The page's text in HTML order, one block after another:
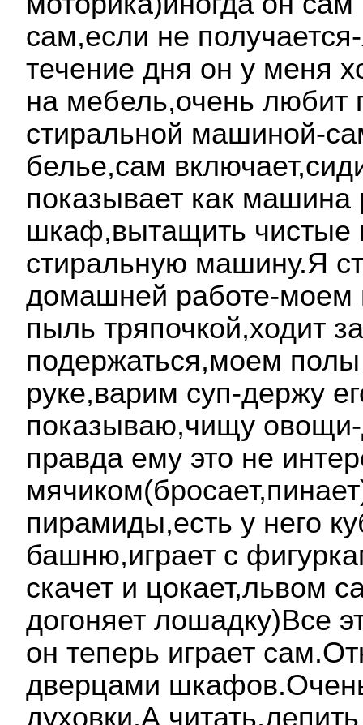
сам,если не
течение дня он у меня
на мебель,очень любит
стиральной машиной-
белье,сам
показывает как машина
шкаф,вытащить чистые
стиральную машину.Я
домашней работе-моем
пыль тряпочкой,ходит
подержаться,моем
руке,варим суп-держу
показываю,чищу
правда ему это не
пирамиды,есть у него
башню,играет с
скачет и цокает,львом
догоняет лошадку)Все
он теперь играет
дверцами
духовки.А